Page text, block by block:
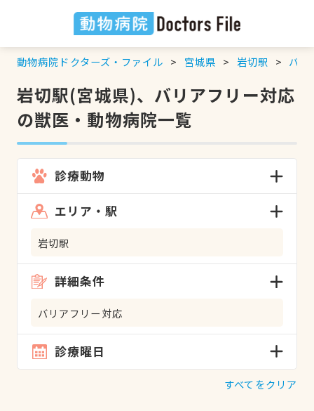
動物病院ドクターズ・ファイル 宮城県 岩切駅 バリ
岩切駅(宮城県)、バリアフリー対応
の獣医・動物病院一覧
診療動物
エリア・駅
岩切駅
詳細条件
バリアフリー対応
診療曜日
すべてをクリア